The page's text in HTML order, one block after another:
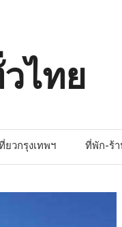
ไทย
ยวกรุงเทพฯ ที่พัก-ร้